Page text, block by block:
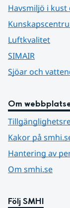
Havsmiljö i kust
Luftkvalitet
SIMAIR
Sjöar och
Om
Kakor på
Hantering av
Om smhi.se
Följ SMHI